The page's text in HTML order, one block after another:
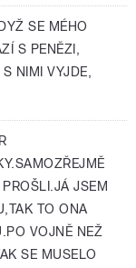
SE MÉHO
S PENĚZI,
NIMI VYJDE,
JSEM
TO ONA
VOJNĚ NEŽ
SE MUSELO